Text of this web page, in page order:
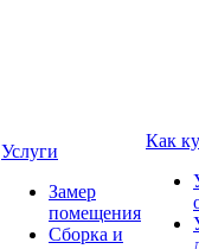
Услуги
Замер
помещения
Сборка и
Как